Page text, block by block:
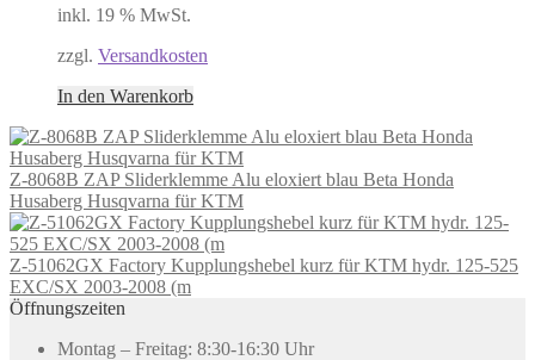
inkl. 19 % MwSt.
zzgl. Versandkosten
In den Warenkorb
Z-8068B ZAP Sliderklemme Alu eloxiert blau Beta Honda
Husaberg Husqvarna für KTM
Z-51062GX Factory Kupplungshebel kurz für KTM hydr. 125-525
EXC/SX 2003-2008 (m
Öffnungszeiten
Montag – Freitag: 8:30-16:30 Uhr